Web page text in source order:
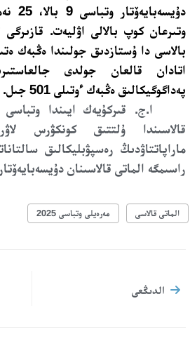
اتادان قالعان جولدى
پەداگوگيكالىق ەڭبەك ءوتىلى 501 جىل.
ا.ج. قىركۇيەك ايىندا وتباسى
قالاسىندا ۇلتتىق كونكۋرس
ماراپاتتاۋدىڭ رەسپۋبليكالىق
راسىمگە الماتى قالاسىنان
الماتى قالاسى مەرەيلى وتباسى 2025
الدىڭعى